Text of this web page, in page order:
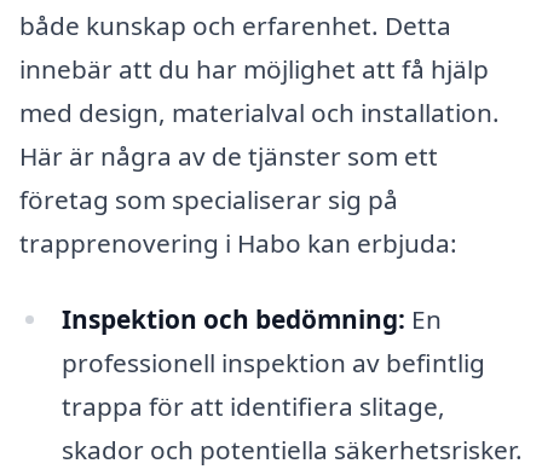
både kunskap och erfarenhet. Detta
innebär att du har möjlighet att få hjälp
med design, materialval och installation.
Här är några av de tjänster som ett
företag som specialiserar sig på
trapprenovering i Habo kan erbjuda:
Inspektion och bedömning: En
professionell inspektion av befintlig
trappa för att identifiera slitage,
skador och potentiella säkerhetsrisker.